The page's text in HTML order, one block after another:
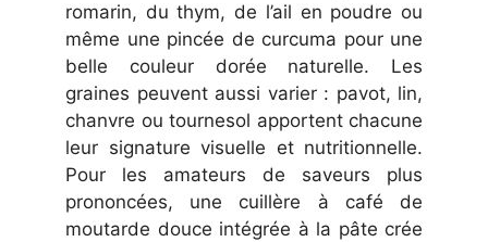
romarin, du thym, de l’ail en poudre ou
même une pincée de curcuma pour une
belle couleur dorée naturelle. Les
graines peuvent aussi varier : pavot, lin,
chanvre ou tournesol apportent chacune
leur signature visuelle et nutritionnelle.
Pour les amateurs de saveurs plus
prononcées, une cuillère à café de
moutarde douce intégrée à la pâte crée